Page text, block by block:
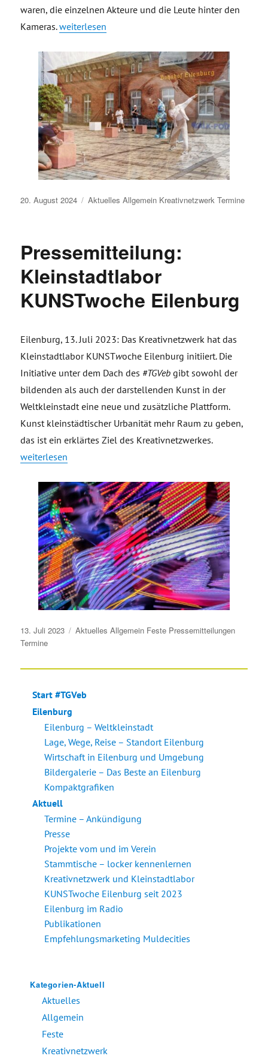
waren, die einzelnen Akteure und die Leute hinter den
Kameras.„Making of Videoproduktion Kleinstadtlabor
weiterlesen
Veröffentlicht
20. August 2024 Aktuelles Allgemein Kreativnetzwerk Termine
Pressemitteilung:
Kleinstadtlabor
KUNSTwoche Eilenburg
Eilenburg, 13. Juli 2023: Das Kreativnetzwerk hat das
Kleinstadtlabor KUNSTwoche Eilenburg initiiert. Die
Initiative unter dem Dach des #TGVeb gibt sowohl der
bildenden als auch der darstellenden Kunst in der
Weltkleinstadt eine neue und zusätzliche Plattform.
Kunst kleinstädtischer Urbanität mehr Raum zu geben,
das ist ein erklärtes Ziel des Kreativnetzwerkes.
„Pressemitteilung: Kleinstadtlabor KUNSTwoche Eilenburg“
weiterlesen
Veröffentlicht
am
13. Juli 2023 Aktuelles Allgemein Feste Pressemitteilungen
Termine
Start #TGVeb
Eilenburg
Eilenburg – Weltkleinstadt
Lage, Wege, Reise – Standort Eilenburg
Wirtschaft in Eilenburg und Umgebung
Bildergalerie – Das Beste an Eilenburg
Kompaktgrafiken
Aktuell
Termine – Ankündigung
Presse
Projekte vom und im Verein
Stammtische – locker kennenlernen
Kreativnetzwerk und Kleinstadtlabor
KUNSTwoche Eilenburg seit 2023
Eilenburg im Radio
Publikationen
Empfehlungsmarketing Muldecities
Kategorien-Aktuell
Aktuelles
Allgemein
Feste
Kreativnetzwerk